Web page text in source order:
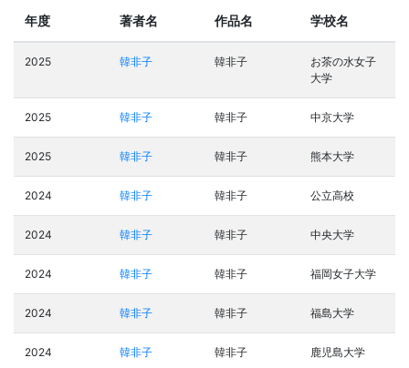
年度 著者名 作品名 学校名
2025 韓非子 韓非子
お茶の水女子
大学
2025 韓非子 韓非子 中京大学
2025 韓非子 韓非子 熊本大学
2024 韓非子 韓非子 公立高校
2024 韓非子 韓非子 中央大学
2024 韓非子 韓非子 福岡女子大学
2024 韓非子 韓非子 福島大学
2024 韓非子 韓非子 鹿児島大学